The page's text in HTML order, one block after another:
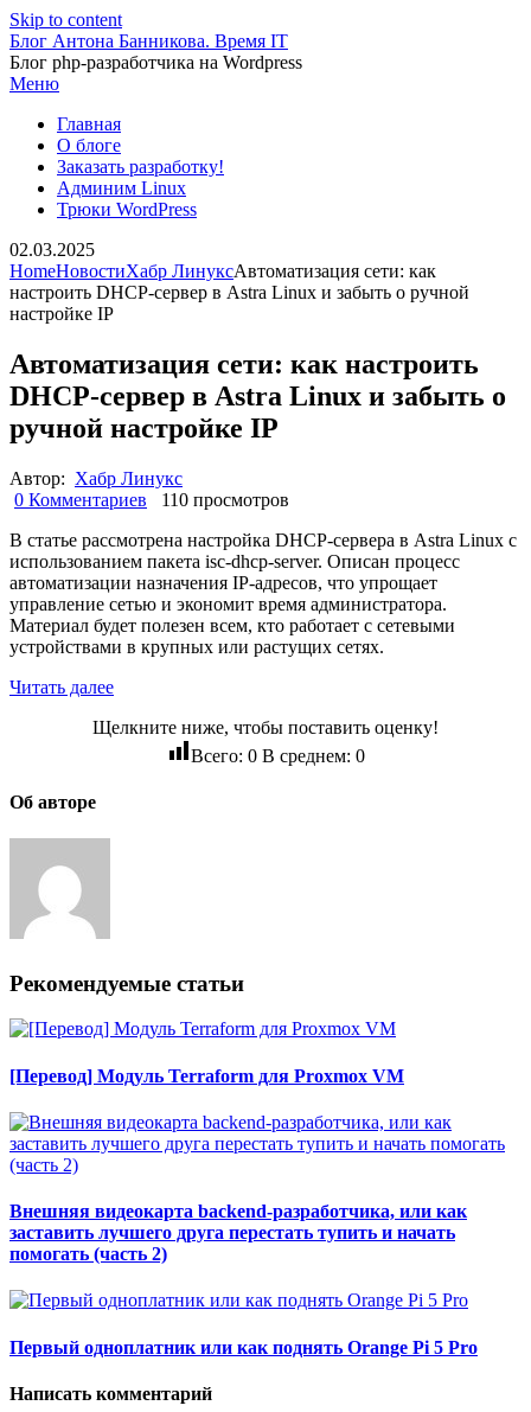
Skip to content
Блог Антона Банникова. Время IT
Блог php-разработчика на Wordpress
Меню
Главная
О блоге
Заказать разработку!
Админим Linux
Трюки WordPress
02.03.2025
HomeНовостиХабр ЛинуксАвтоматизация сети: как
настроить DHCP-сервер в Astra Linux и забыть о ручной
настройке IP
Автоматизация сети: как настроить
DHCP-сервер в Astra Linux и забыть о
ручной настройке IP
Автор: Хабр Линукс
0 Комментариев
110 просмотров
В статье рассмотрена настройка DHCP-сервера в Astra Linux с
использованием пакета isc-dhcp-server. Описан процесс
автоматизации назначения IP-адресов, что упрощает
управление сетью и экономит время администратора.
Материал будет полезен всем, кто работает с сетевыми
устройствами в крупных или растущих сетях.
Читать далее
Щелкните ниже, чтобы поставить оценку!
Всего: 0В среднем: 0
Об авторе
Рекомендуемые статьи
[Перевод] Модуль Terraform для Proxmox VM
Внешняя видеокарта backend-разработчика, или как
заставить лучшего друга перестать тупить и начать
помогать (часть 2)
Первый одноплатник или как поднять Orange Pi 5 Pro
Написать комментарий